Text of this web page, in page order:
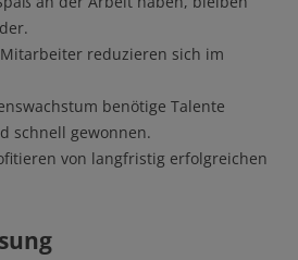
reduzieren sich im
benötige Talente
schnell gewonnen.
von langfristig erfolgreichen